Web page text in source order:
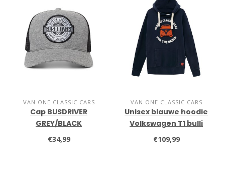
VAN ONE CLASSIC CARS
Cap BUSDRIVER
GREY/BLACK
€34,99
VAN ONE CLASSIC CARS
Unisex blauwe hoodie
Volkswagen T1 bulli
€109,99